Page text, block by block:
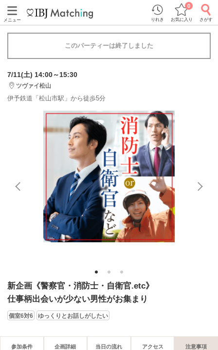
メニュー りれき お気に入り
0
さがす
このパーティーは終了しました
7/11(土) 14:00～15:30
ツヴァイ松山
伊予鉄道「松山市駅」から徒歩5分
1 2 3
新企画《警察官・消防士・自衛官.etc》
仕事柄出会いが少ない男性がお集まり
個室6対6 ゆっくりとお話しがしたい
参加条件 企画詳細 当日の流れ アクセス 注意事項